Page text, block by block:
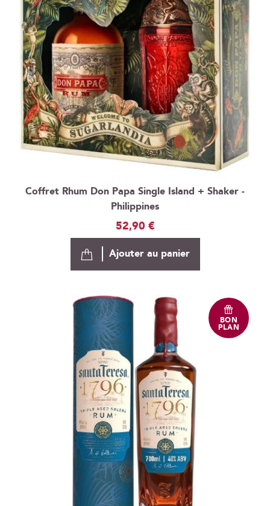
Coffret Rhum Don Papa Single Island + Shaker -
Philippines
52,90 €
Ajouter au panier
BON
PLAN